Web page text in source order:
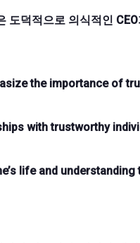
도덕적으로 의식적인
the importance of
with trustworthy
life and